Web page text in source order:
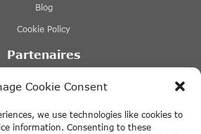
Cookie Consent
we use technologies like cookies to
information. Consenting to these
Blog
Cookie Policy
Partenaires
Lovers.nl
Tours & Tickets